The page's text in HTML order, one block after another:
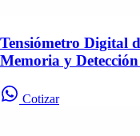
Tensiómetro Digital
Memoria y
Cotizar